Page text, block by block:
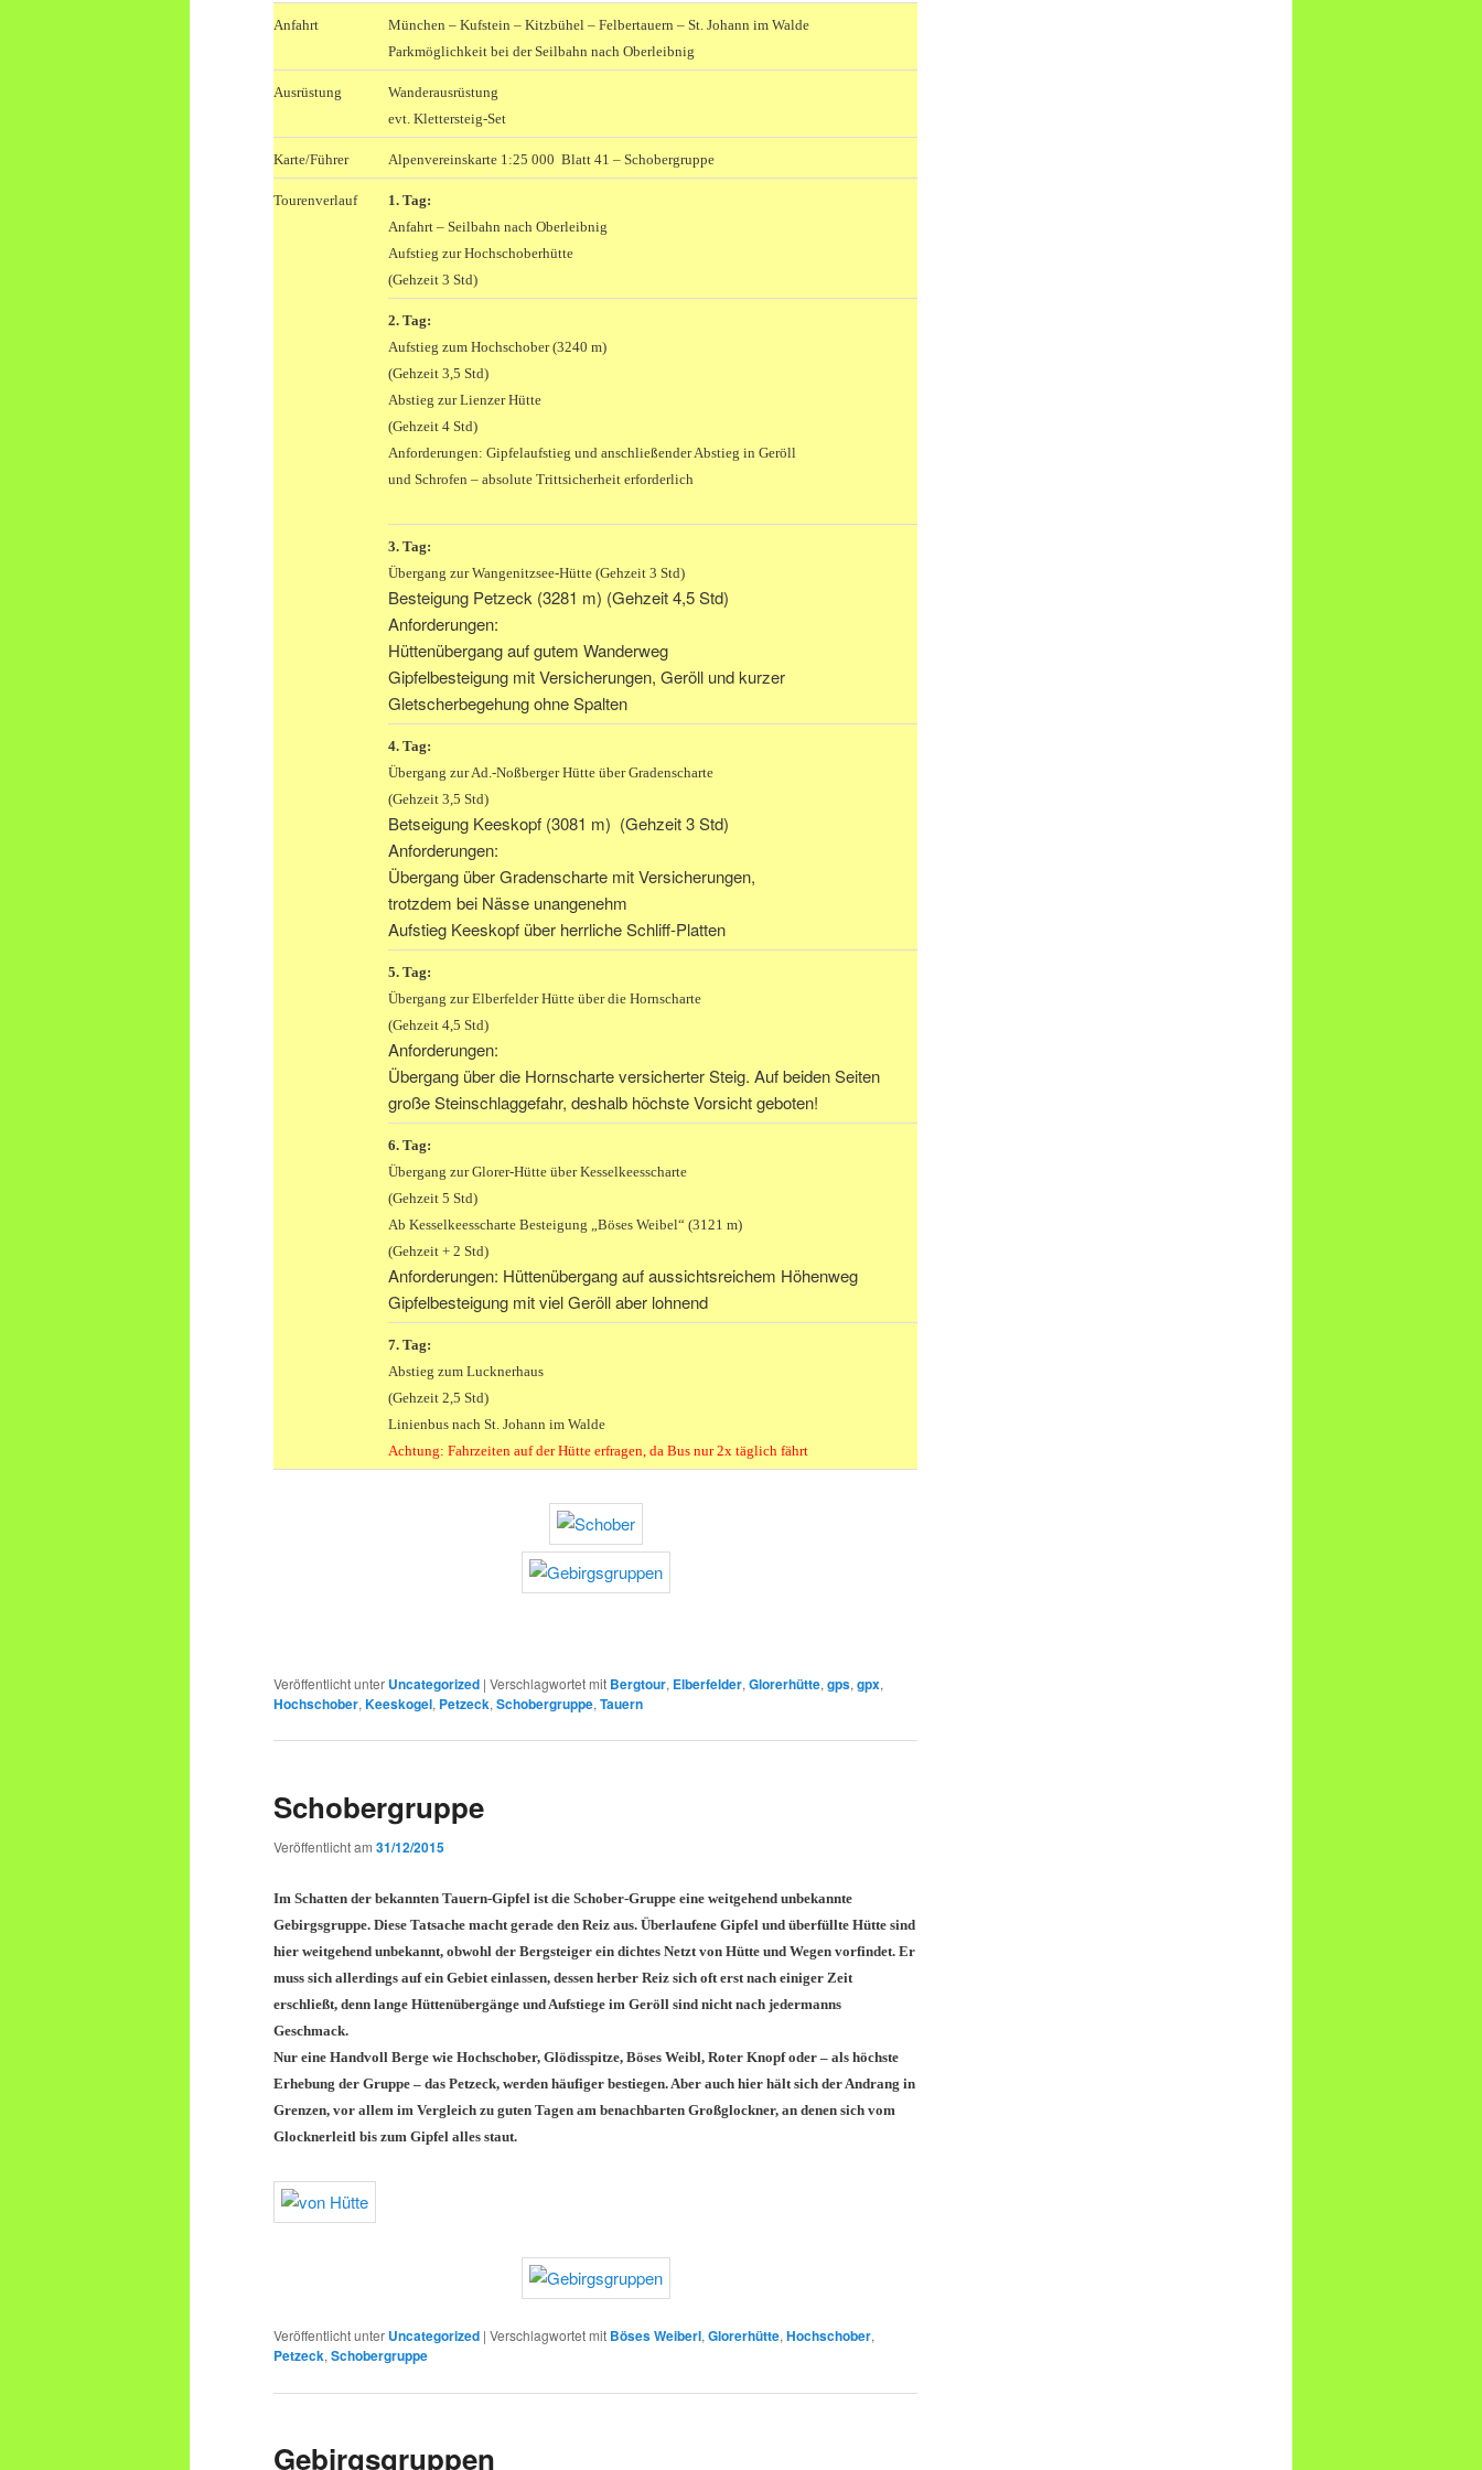
Anfahrt
München – Kufstein – Kitzbühel – Felbertauern – St. Johann im Walde
Parkmöglichkeit bei der Seilbahn nach Oberleibnig
Ausrüstung
Wanderausrüstung
evt. Klettersteig-Set
Karte/Führer Alpenvereinskarte 1:25 000 Blatt 41 – Schobergruppe
Tourenverlauf
1. Tag:
Anfahrt – Seilbahn nach Oberleibnig
Aufstieg zur Hochschoberhütte
(Gehzeit 3 Std)
2. Tag:
Aufstieg zum Hochschober (3240 m)
(Gehzeit 3,5 Std)
Abstieg zur Lienzer Hütte
(Gehzeit 4 Std)
Anforderungen: Gipfelaufstieg und anschließender Abstieg in Geröll
und Schrofen – absolute Trittsicherheit erforderlich
3. Tag:
Übergang zur Wangenitzsee-Hütte (Gehzeit 3 Std)
Besteigung Petzeck (3281 m) (Gehzeit 4,5 Std)
Anforderungen:
Hüttenübergang auf gutem Wanderweg
Gipfelbesteigung mit Versicherungen, Geröll und kurzer
Gletscherbegehung ohne Spalten
4. Tag:
Übergang zur Ad.-Noßberger Hütte über Gradenscharte
(Gehzeit 3,5 Std)
Betseigung Keeskopf (3081 m) (Gehzeit 3 Std)
Anforderungen:
Übergang über Gradenscharte mit Versicherungen,
trotzdem bei Nässe unangenehm
Aufstieg Keeskopf über herrliche Schliff-Platten
5. Tag:
Übergang zur Elberfelder Hütte über die Hornscharte
(Gehzeit 4,5 Std)
Anforderungen:
Übergang über die Hornscharte versicherter Steig. Auf beiden Seiten
große Steinschlaggefahr, deshalb höchste Vorsicht geboten!
6. Tag:
Übergang zur Glorer-Hütte über Kesselkeesscharte
(Gehzeit 5 Std)
Ab Kesselkeesscharte Besteigung „Böses Weibel“ (3121 m)
(Gehzeit + 2 Std)
Anforderungen: Hüttenübergang auf aussichtsreichem Höhenweg
Gipfelbesteigung mit viel Geröll aber lohnend
7. Tag:
Abstieg zum Lucknerhaus
(Gehzeit 2,5 Std)
Linienbus nach St. Johann im Walde
Achtung: Fahrzeiten auf der Hütte erfragen, da Bus nur 2x täglich fährt
Veröffentlicht unter Uncategorized | Verschlagwortet mit Bergtour, Elberfelder, Glorerhütte, gps, gpx,
Hochschober, Keeskogel, Petzeck, Schobergruppe, Tauern
Schobergruppe
Veröffentlicht am 31/12/2015
Im Schatten der bekannten Tauern-Gipfel ist die Schober-Gruppe eine weitgehend unbekannte
Gebirgsgruppe. Diese Tatsache macht gerade den Reiz aus. Überlaufene Gipfel und überfüllte Hütte sind
hier weitgehend unbekannt, obwohl der Bergsteiger ein dichtes Netzt von Hütte und Wegen vorfindet. Er
muss sich allerdings auf ein Gebiet einlassen, dessen herber Reiz sich oft erst nach einiger Zeit
erschließt, denn lange Hüttenübergänge und Aufstiege im Geröll sind nicht nach jedermanns
Geschmack.
Nur eine Handvoll Berge wie Hochschober, Glödisspitze, Böses Weibl, Roter Knopf oder – als höchste
Erhebung der Gruppe – das Petzeck, werden häufiger bestiegen. Aber auch hier hält sich der Andrang in
Grenzen, vor allem im Vergleich zu guten Tagen am benachbarten Großglockner, an denen sich vom
Glocknerleitl bis zum Gipfel alles staut.
Veröffentlicht unter Uncategorized | Verschlagwortet mit Böses Weiberl, Glorerhütte, Hochschober,
Petzeck, Schobergruppe
Gebirgsgruppen